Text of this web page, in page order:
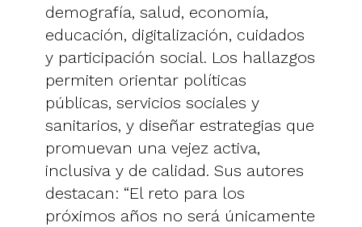
demografía, salud, economía,
educación, digitalización, cuidados
y participación social. Los hallazgos
permiten orientar políticas
públicas, servicios sociales y
sanitarios, y diseñar estrategias que
promuevan una vejez activa,
inclusiva y de calidad. Sus autores
destacan: “El reto para los
próximos años no será únicamente